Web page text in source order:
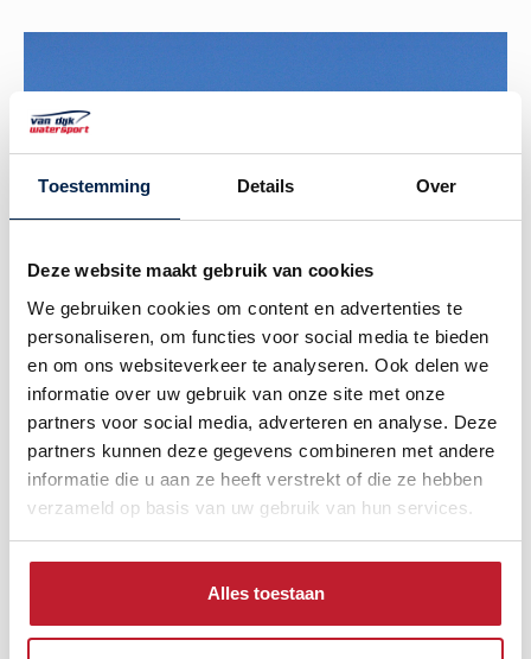
Toestemming Details Over
Deze website maakt gebruik van cookies
We gebruiken cookies om content en advertenties te
personaliseren, om functies voor social media te bieden
en om ons websiteverkeer te analyseren. Ook delen we
informatie over uw gebruik van onze site met onze
partners voor social media, adverteren en analyse. Deze
partners kunnen deze gegevens combineren met andere
informatie die u aan ze heeft verstrekt of die ze hebben
verzameld op basis van uw gebruik van hun services.
Alles toestaan
Navigatieverlichting met toplicht -
LED
Navigatieverlichting met toplicht waarmee je ook in
het donker wordt gezien. Makkelijk te bedienen met
multifunctioneel accessoirepaneel.